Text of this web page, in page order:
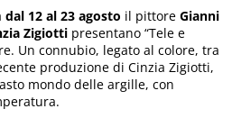
dal 12 al 23 agosto il pittoreGianni
Zigiotti presentano “Tele e
Un connubio, legato al colore, tra
produzione di Cinzia Zigiotti,
mondo delle argille, con